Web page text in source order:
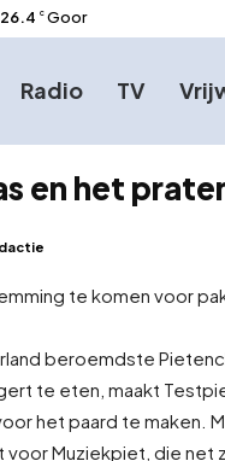
26.4 C Goor
Radio TV
en het
te komen voor
beroemdste
te eten, maakt
het paard te maken.
Muziekpiet, die net